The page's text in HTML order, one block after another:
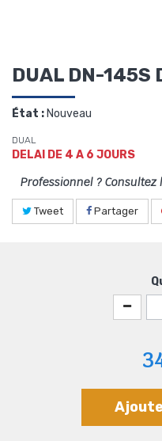
DUAL DN-145S
État :Nouveau
DUAL
DELAI DE 4 A 6 JOURS
Professionnel ?
Tweet Partager